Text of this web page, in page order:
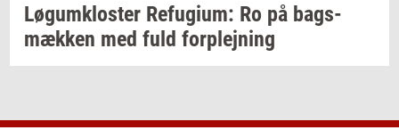
Løgum­klo­ster Re­fu­gi­um: Ro på bags­
mæk­ken med fuld for­plej­ning